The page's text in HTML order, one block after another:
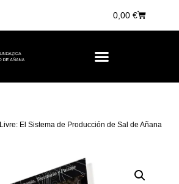
0,00 €
Livre: El Sistema de Producción de Sal de Añana